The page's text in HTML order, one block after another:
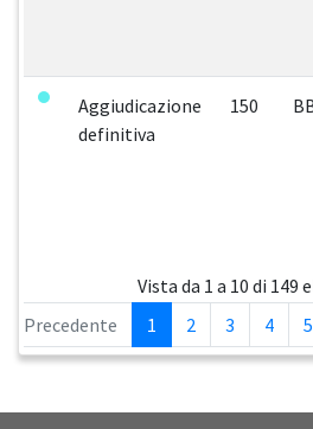
Aggiudicazione
definitiva
150
Vista da 1 a 10 di 149
Precedente
1 2 3 4 5